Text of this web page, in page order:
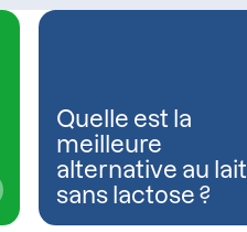
Quelle est la
meilleure
alternative au lait
sans lactose ?